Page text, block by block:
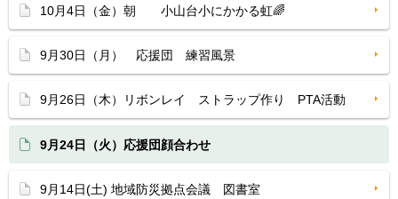
10月4日（金）朝 小山台小にかかる虹🌈
9月30日（月） 応援団 練習風景
9月26日（木）リボンレイ ストラップ作り PTA活動
9月24日（火）応援団顔合わせ
9月14日(土) 地域防災拠点会議 図書室